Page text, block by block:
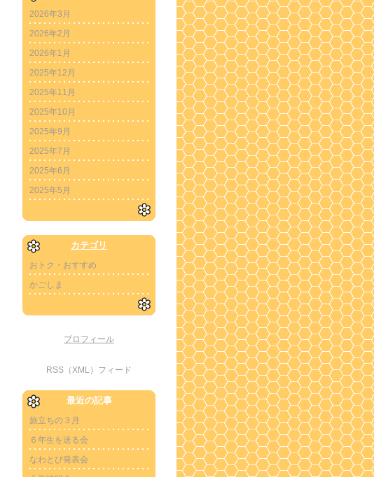
2026年3月
2026年2月
2026年1月
2025年12月
2025年11月
2025年10月
2025年9月
2025年7月
2025年6月
2025年5月
カテゴリ
おトク・おすすめ
かごしま
プロフィール
RSS（XML）フィード
最近の記事
旅立ちの３月
６年生を送る会
なわとび発表会